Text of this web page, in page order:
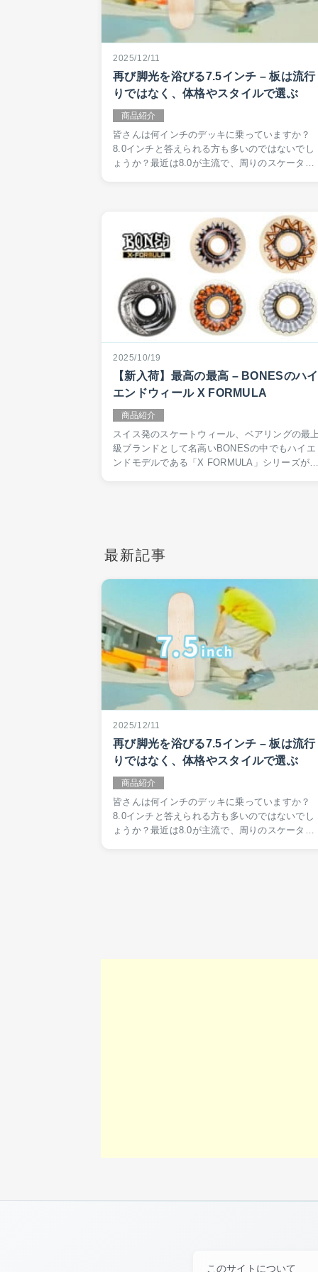
2025/12/11
再び脚光を浴びる7.5インチ – 板は流行
りではなく、体格やスタイルで選ぶ
商品紹介
皆さんは何インチのデッキに乗っていますか？
8.0インチと答えられる方も多いのではないでし
ょうか？最近は8.0が主流で、周りのスケーター
2025/10/19
【新入荷】最高の最高 – BONESのハイ
エンドウィール X FORMULA
商品紹介
スイス発のスケートウィール、ベアリングの最
級ブランドとして名高いBONESの中でもハイエ
ンドモデルである「X FORMULA」シリーズが
最新記事
2025/12/11
再び脚光を浴びる7.5インチ – 板は流行
りではなく、体格やスタイルで選ぶ
商品紹介
皆さんは何インチのデッキに乗っていますか？
8.0インチと答えられる方も多いのではないでし
ょうか？最近は8.0が主流で、周りのスケーター
このサイトについて